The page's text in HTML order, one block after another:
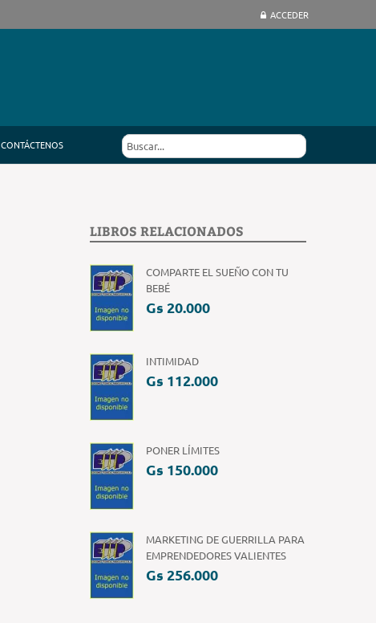
ACCEDER
CONTÁCTENOS
LIBROS RELACIONADOS
COMPARTE EL SUEÑO CON TU
BEBÉ
Gs 20.000
INTIMIDAD
Gs 112.000
PONER LÍMITES
Gs 150.000
MARKETING DE GUERRILLA PARA
EMPRENDEDORES VALIENTES
Gs 256.000